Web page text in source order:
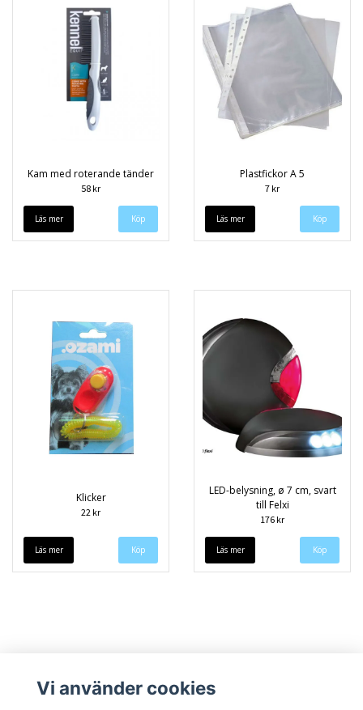
Kam med roterande tänder
58 kr
Läs mer
Plastfickor A 5
7 kr
Läs mer Köp
Klicker
22 kr
Läs mer
LED-belysning, ø 7 cm, svart
till Felxi
176 kr
Läs mer
Vi använder cookies